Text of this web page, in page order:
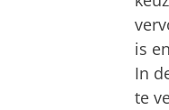
is
In
te